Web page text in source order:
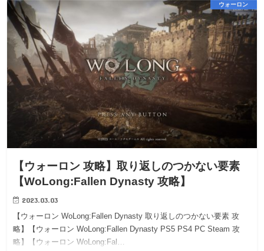
ウォーロン
【ウォーロン 攻略】取り返しのつかない要素
【WoLong:Fallen Dynasty 攻略】
2023.03.03
【ウォーロン WoLong:Fallen Dynasty 取り返しのつかない要素 攻
略】【ウォーロン WoLong:Fallen Dynasty PS5 PS4 PC Steam 攻
略】【ウォーロン WoLong:Fal…